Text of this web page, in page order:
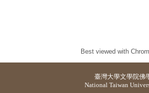
Best viewed with
臺灣大學文學院佛
National Taiwan